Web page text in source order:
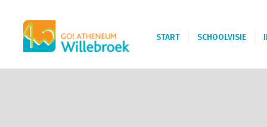
START SCHOOLVISIE